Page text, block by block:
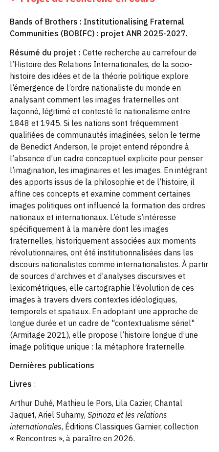
Bands of Brothers : Institutionalising Fraternal
Communities (BOBIFC) : projet ANR 2025-2027.
Résumé du projet : Cette recherche au carrefour de
l’Histoire des Relations Internationales, de la socio-
histoire des idées et de la théorie politique explore
l’émergence de l’ordre nationaliste du monde en
analysant comment les images fraternelles ont
façonné, légitimé et contesté le nationalisme entre
1848 et 1945. Si les nations sont fréquemment
qualifiées de communautés imaginées, selon le terme
de Benedict Anderson, le projet entend répondre à
l’absence d’un cadre conceptuel explicite pour penser
l’imagination, les imaginaires et les images. En intégrant
des apports issus de la philosophie et de l’histoire, il
affine ces concepts et examine comment certaines
images politiques ont influencé la formation des ordres
nationaux et internationaux. L’étude s’intéresse
spécifiquement à la manière dont les images
fraternelles, historiquement associées aux moments
révolutionnaires, ont été institutionnalisées dans les
discours nationalistes comme internationalistes. À partir
de sources d’archives et d’analyses discursives et
lexicométriques, elle cartographie l’évolution de ces
images à travers divers contextes idéologiques,
temporels et spatiaux. En adoptant une approche de
longue durée et un cadre de "contextualisme sériel"
(Armitage 2021), elle propose l’histoire longue d’une
image politique unique : la métaphore fraternelle.
Dernières publications
Livres :
Arthur Duhé, Mathieu le Pors, Lila Cazier, Chantal
Jaquet, Ariel Suhamy, Spinoza et les relations
internationales, Éditions Classiques Garnier, collection
« Rencontres », à paraître en 2026.